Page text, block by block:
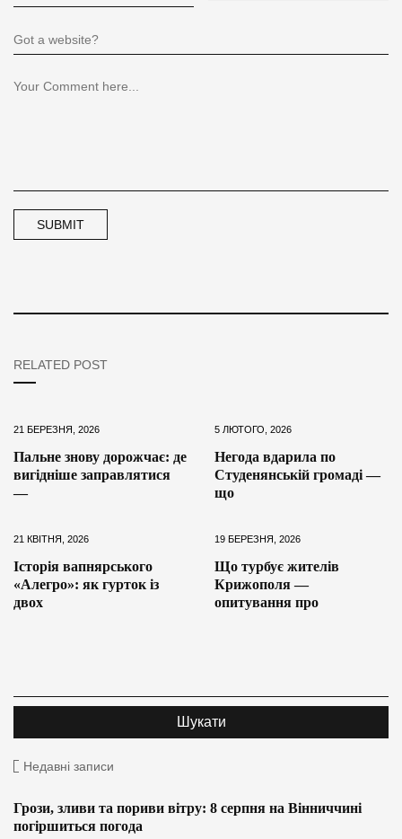
RELATED POST
21 БЕРЕЗНЯ, 2026
Пальне знову дорожчає: де
вигідніше заправлятися
—
5 ЛЮТОГО, 2026
Негода вдарила по
Студенянській громаді —
що
21 КВІТНЯ, 2026
Історія вапнярського
«Алегро»: як гурток із
двох
19 БЕРЕЗНЯ, 2026
Що турбує жителів
Крижополя —
опитування про
Недавні записи
Грози, зливи та пориви вітру: 8 серпня на Вінниччині
погіршиться погода